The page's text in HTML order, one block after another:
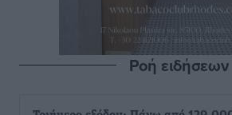
Ροή ειδήσεων